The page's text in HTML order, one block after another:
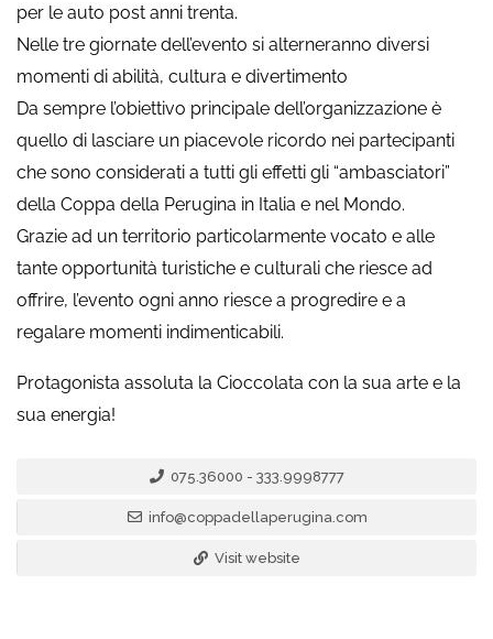
per le auto post anni trenta.
Nelle tre giornate dell’evento si alterneranno diversi
momenti di abilità, cultura e divertimento
Da sempre l’obiettivo principale dell’organizzazione è
quello di lasciare un piacevole ricordo nei partecipanti
che sono considerati a tutti gli effetti gli “ambasciatori”
della Coppa della Perugina in Italia e nel Mondo.
Grazie ad un territorio particolarmente vocato e alle
tante opportunità turistiche e culturali che riesce ad
offrire, l’evento ogni anno riesce a progredire e a
regalare momenti indimenticabili.
Protagonista assoluta la Cioccolata con la sua arte e la
sua energia!
075.36000 - 333.9998777
info@coppadellaperugina.com
Visit website